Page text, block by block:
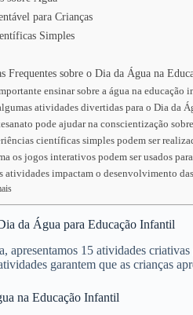
para Crianças
Simples
Frequentes sobre o Dia da Água na
ensinar sobre a água na educação
atividades divertidas para o Dia da
pode ajudar na conscientização
científicas simples podem ser
os jogos interativos podem ser usados
atividades impactam o desenvolvimento
da Água para Educação Infantil
apresentamos 15 atividades
garantem que as crianças
na Educação Infantil